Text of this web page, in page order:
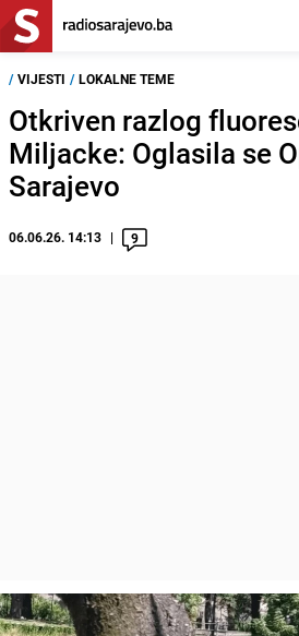
/ VIJESTI / LOKALNE TEME
Otkriven razlog
Miljacke: Oglasila se
Sarajevo
06.06.26. 14:13 9